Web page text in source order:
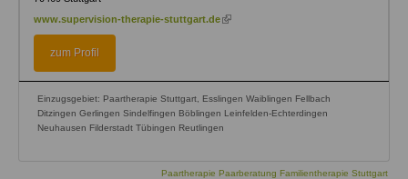
www.supervision-therapie-stuttgart.de (link
zum Profil
Einzugsgebiet: Paartherapie Stuttgart, Esslingen Waiblingen Fellbach
Ditzingen Gerlingen Sindelfingen Böblingen Leinfelden-Echterdingen
Neuhausen Filderstadt Tübingen Reutlingen
Paartherapie Paarberatung Familientherapie Stuttgart